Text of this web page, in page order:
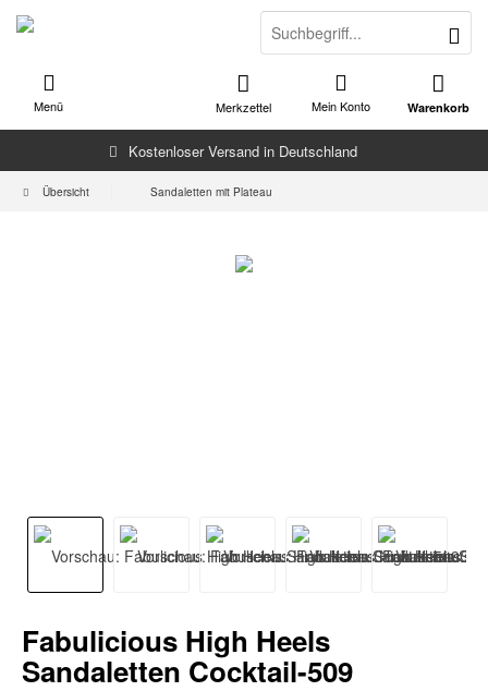
Kostenloser Versand in Deutschland
Warenkorb
Merkzettel Mein Konto
Menü
Übersicht Sandaletten mit Plateau
Fabulicious High Heels
Sandaletten Cocktail-509